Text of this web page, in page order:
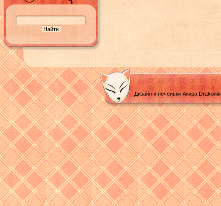
Дизайн и печеньки Акира